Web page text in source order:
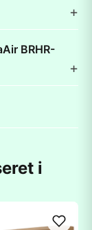
BRHR-
i